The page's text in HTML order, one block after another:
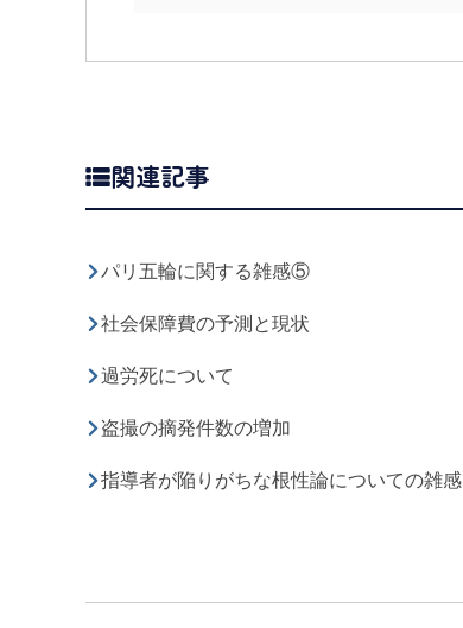
関連記事
パリ五輪に関する雑感⑤
社会保障費の予測と現状
過労死について
盗撮の摘発件数の増加
指導者が陥りがちな根性論についての雑感